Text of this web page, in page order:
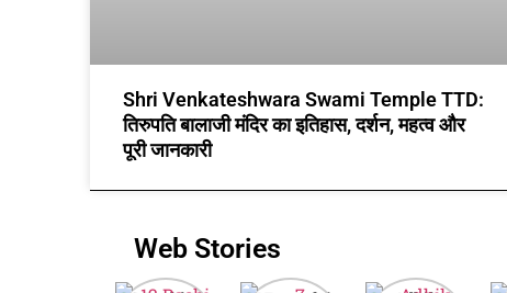
Shri Venkateshwara Swami Temple TTD:
तिरुपति बालाजी मंदिर का इतिहास, दर्शन, महत्व और
पूरी जानकारी
Web Stories